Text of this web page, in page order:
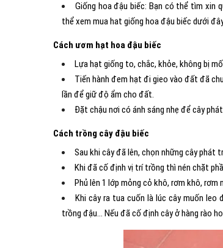
Giống hoa đậu biếc: Bạn có thể tìm xin
thể xem mua hat giống hoa đậu biếc dưới
Cách ươm hạt hoa đậu biếc
Lựa hạt giống to, chắc, khỏe, không bị
Tiến hành đem hạt đi gieo vào đất đã
lần để giữ độ ẩm cho đất.
Đặt chậu nơi có ánh sáng nhẹ để cây
Cách trồng cây đậu biếc
Sau khi cây đã lên, chọn những cây
Khi đã cố định vị trí trồng thì nén chặt
Phủ lên 1 lớp mỏng cỏ khô, rơm khô,
Khi cây ra tua cuốn là lúc cây muốn leo
trồng đậu… Nếu đã cố định cây ở hàng rào